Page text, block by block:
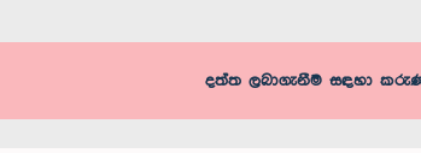
දත්ත ලබාගැනීම සඳහා